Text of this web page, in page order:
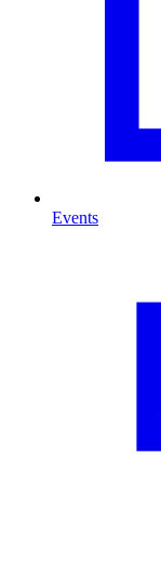
Events